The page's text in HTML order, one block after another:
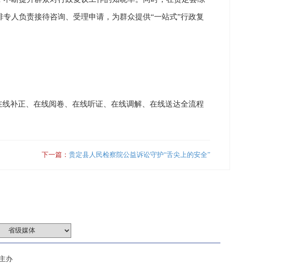
人负责接待咨询、受理申请，为群众提供“一站式”行政复
正、在线阅卷、在线听证、在线调解、在线送达全流程
下一篇： 贵定县人民检察院公益诉讼守护“舌尖上的安全”
办